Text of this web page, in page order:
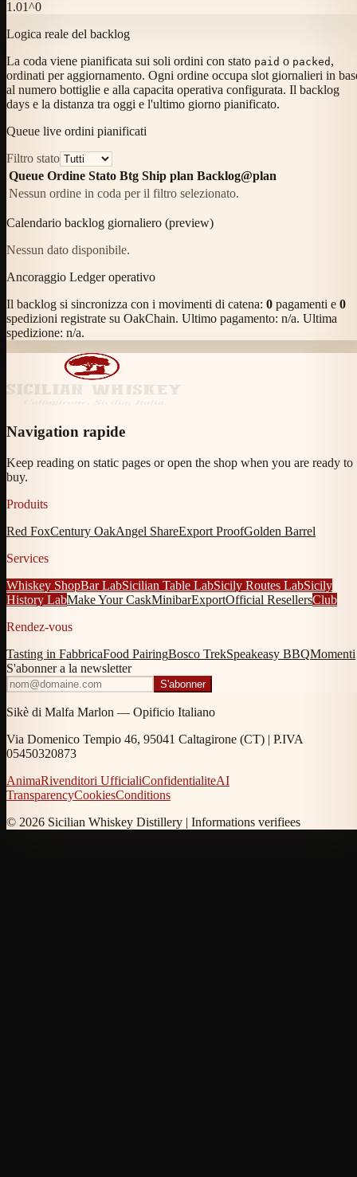
1.01^0
Logica reale del backlog
La coda viene pianificata sui soli ordini con stato paid o packed ,
ordinati per aggiornamento. Ogni ordine occupa slot giornalieri in
al numero bottiglie e alla capacita operativa configurata. Il backlog
days e la distanza tra oggi e l'ultimo giorno pianificato.
Queue live ordini pianificati
Filtro stato
Queue Ordine Stato Btg Ship plan Backlog@plan
Nessun ordine in coda per il filtro selezionato.
Calendario backlog giornaliero (preview)
Nessun dato disponibile.
Ancoraggio Ledger operativo
Il backlog si sincronizza con i movimenti di catena: 0 pagamenti e 0
spedizioni registrate su OakChain. Ultimo pagamento: n/a. Ultima
spedizione: n/a.
Navigation rapide
Keep reading on static pages or open the shop when you are ready to
buy.
Produits
Red FoxCentury OakAngel ShareExport ProofGolden Barrel
Services
Whiskey ShopBar LabSicilian Table LabSicily Routes LabSicily
History LabMake Your CaskMinibarExportOfficial ResellersClub
Rendez-vous
Tasting in FabbricaFood PairingBosco TrekSpeakeasy BBQMomenti
S'abonner a la newsletter
S'abonner
Sikè di Malfa Marlon — Opificio Italiano
Via Domenico Tempio 46, 95041 Caltagirone (CT) | P.IVA
05450320873
AnimaRivenditori UfficialiConfidentialiteAI
TransparencyCookiesConditions
© 2026 Sicilian Whiskey Distillery | Informations verifiees